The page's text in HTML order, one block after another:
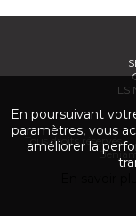
ILS
Tous droits
En poursuivant
paramètres, vous
améliorer la
En savoir